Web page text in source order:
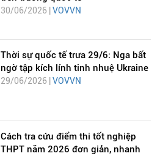
30/06/2026 | VOVVN
Thời sự quốc tế trưa 29/6: Nga bất
ngờ tập kích lính tinh nhuệ Ukraine
29/06/2026 | VOVVN
Cách tra cứu điểm thi tốt nghiệp
THPT năm 2026 đơn giản, nhanh